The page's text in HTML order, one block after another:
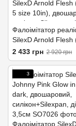
Фалоімітатор
SilexD Arnold Flesh
5 size 10in),
силікон+Silexpan,
2 433 грн 2 920 грн
3